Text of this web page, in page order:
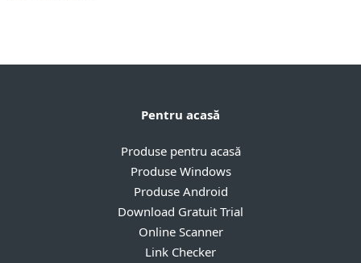
Pentru acasă
Produse pentru acasă
Produse Windows
Produse Android
Download Gratuit Trial
Online Scanner
Link Checker